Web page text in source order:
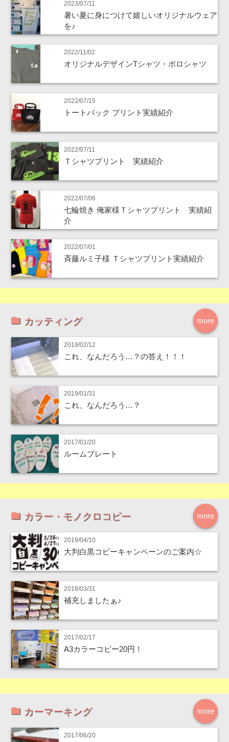
2023/07/11
暑い夏に身につけて嬉しいオリジナルウェア
を♪
2022/11/02
オリジナルデザインTシャツ・ポロシャツ
2022/07/15
トートバック プリント実績紹介
2022/07/11
Ｔシャツプリント 実績紹介
2022/07/06
七輪焼き 俺家様Ｔシャツプリント 実績紹
介
2022/07/01
斉藤ルミ子様 Ｔシャツプリント実績紹介
more
カッティング
2019/02/12
これ、なんだろう…？の答え！！！
2019/01/31
これ、なんだろう…？
2017/01/20
ルームプレート
more
カラー・モノクロコピー
2019/04/10
大判白黒コピーキャンペーンのご案内☆
2018/03/31
補充しましたぁ♪
2017/02/17
A3カラーコピー20円！
more
カーマーキング
2017/06/20